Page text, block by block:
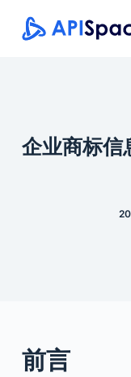
跳
过
企业商标信
前言